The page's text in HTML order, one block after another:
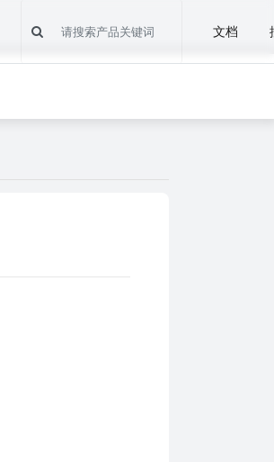
文档